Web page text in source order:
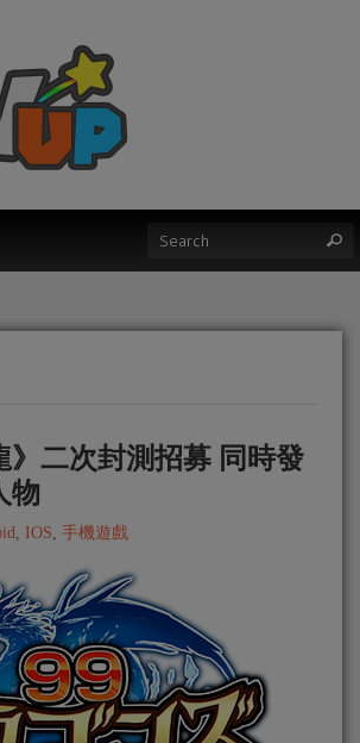
》二次封測招募 同時發
物
, IOS, 手機遊戲